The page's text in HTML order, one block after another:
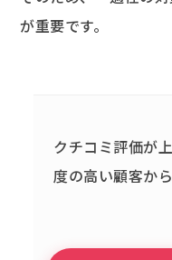
が重要です。
クチコミ評価が
度の高い顧客か